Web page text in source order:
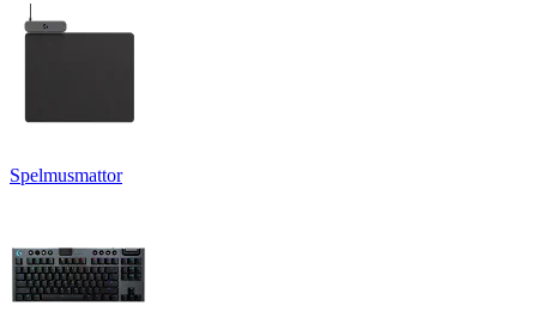
Spelmusmattor